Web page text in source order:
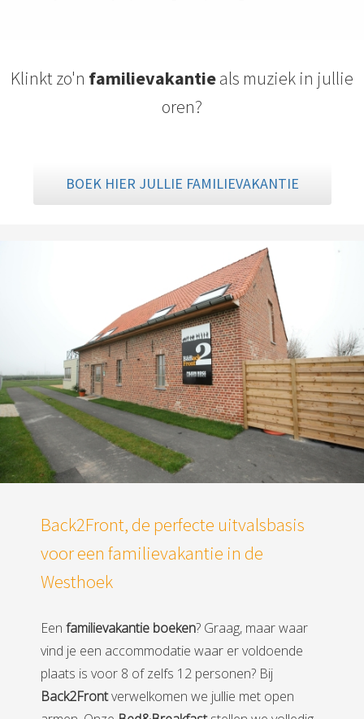
Klinkt zo'n familievakantieals muziek in jullie
oren?
BOEK HIER JULLIE FAMILIEVAKANTIE
Back2Front, de perfecte uitvalsbasis
voor een familievakantie in de
Westhoek
Een familievakantie boeken? Graag, maar waar
vind je een accommodatie waar er voldoende
plaats is voor 8 of zelfs 12 personen? Bij
Back2Frontverwelkomen we jullie met open